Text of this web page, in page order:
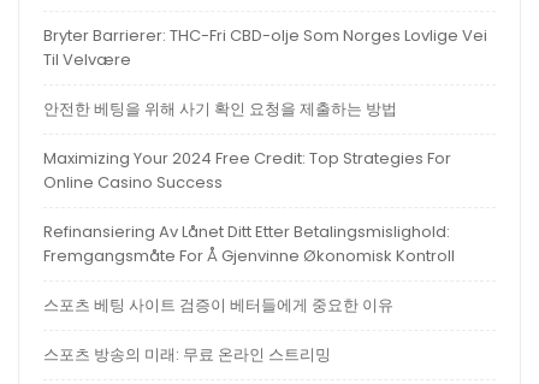
Bryter Barrierer: THC-Fri CBD-olje Som Norges Lovlige Vei
Til Velvære
안전한 베팅을 위해 사기 확인 요청을 제출하는 방법
Maximizing Your 2024 Free Credit: Top Strategies For
Online Casino Success
Refinansiering Av Lånet Ditt Etter Betalingsmislighold:
Fremgangsmåte For Å Gjenvinne Økonomisk Kontroll
스포츠 베팅 사이트 검증이 베터들에게 중요한 이유
스포츠 방송의 미래: 무료 온라인 스트리밍